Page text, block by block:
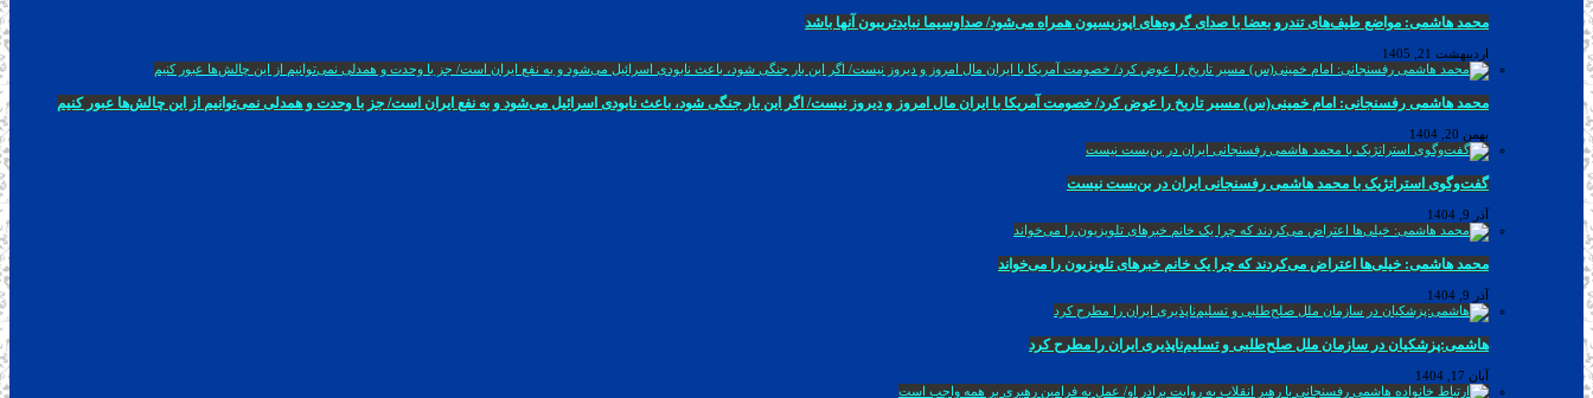
محمد هاشمی: مواضع طیف‌های تندرو بعضا با صدای گروه‌های اپوزیسیون همراه می‌شود/ صداوسیما نبایدتریبون آنها باشد
اردیبهشت 21, 1405
محمد هاشمی رفسنجانی: امام خمینی(س) مسیر تاریخ را عوض کرد/ خصومت آمریکا با ایران مال امروز و دیروز نیست/ اگر این بار جنگی شود، باعث نابودی اسرائیل می‌شود و به نفع ایران است/ جز با وحدت و همدلی نمی‌توانیم از این چالش‌ها عبور کنیم
بهمن 20, 1404
گفت‌وگوی استراتژیک با محمد هاشمی رفسنجانی ایران در بن‌بست نیست
آذر 9, 1404
محمد هاشمی: خیلی‌ها اعتراض می‌کردند که چرا یک خانم خبرهای تلویزیون را می‌خواند
آذر 9, 1404
هاشمی:پزشکیان در سازمان ملل صلح‌طلبی و تسلیم‌ناپذیری ایران را مطرح کرد
آبان 17, 1404